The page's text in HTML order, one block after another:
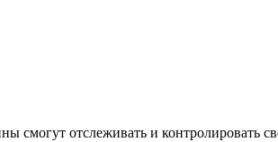
отслеживать и контролировать